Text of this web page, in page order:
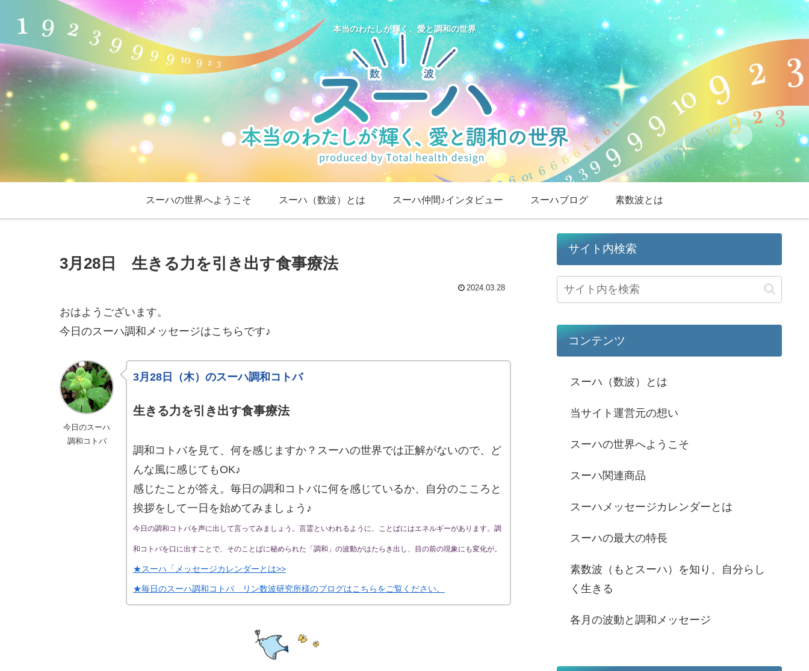
本当のわたしが輝く、愛と調和の世界
スーハの世界へようこそ スーハ（数波）とは スーハ仲間♪インタビュー スーハブログ 素数波とは
3月28日 生きる力を引き出す食事療法
2024.03.28
おはようございます。
今日のスーハ調和メッセージはこちらです♪
今日のスーハ
調和コトバ
3月28日（木）のスーハ調和コトバ
生きる力を引き出す食事療法
調和コトバを見て、何を感じますか？スーハの世界では正解がないので、ど
んな風に感じてもOK♪
感じたことが答え。毎日の調和コトバに何を感じているか、自分のこころと
挨拶をして一日を始めてみましょう♪
今日の調和コトバを声に出して言ってみましょう。言霊といわれるように、ことばにはエネルギーがあります。調
和コトバを口に出すことで、そのことばに秘められた「調和」の波動がはたらき出し、目の前の現象にも変化が。
★スーハ「メッセージカレンダーとは>>
★毎日のスーハ調和コトバ リン数波研究所様のブログはこちらをご覧ください。
サイト内検索
コンテンツ
スーハ（数波）とは
当サイト運営元の想い
スーハの世界へようこそ
スーハ関連商品
スーハメッセージカレンダーとは
スーハの最大の特長
素数波（もとスーハ）を知り、自分らし
く生きる
各月の波動と調和メッセージ